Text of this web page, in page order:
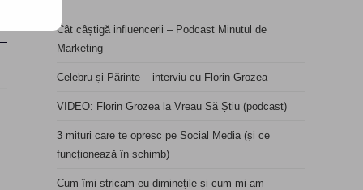
Cât câștigă influencerii – Podcast Minutul de
Marketing
Celebru și Părinte – interviu cu Florin Grozea
VIDEO: Florin Grozea la Vreau Să Știu (podcast)
3 mituri care te opresc pe Social Media (și ce
funcționează în schimb)
Cum îmi stricam eu diminețile și cum mi-am